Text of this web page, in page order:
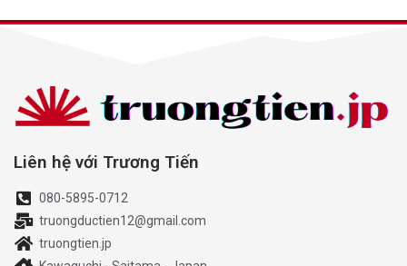
Liên hệ với Trương Tiến
080-5895-0712
truongductien12@gmail.com
truongtien.jp